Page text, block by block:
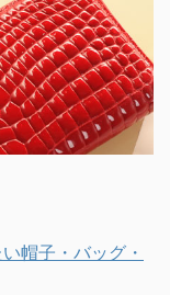
帽子・バッグ・